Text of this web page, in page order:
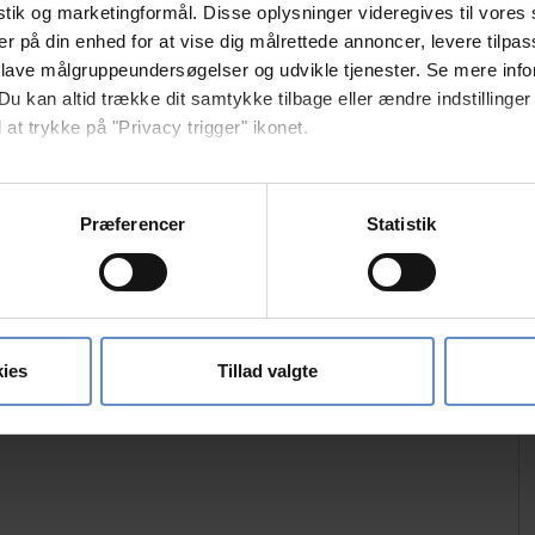
og marketingformål. Disse oplysninger videregives til vores
på din enhed for at vise dig målrettede annoncer, levere
målgruppeundersøgelser og udvikle tjenester. Se mere
kan altid trække dit samtykke tilbage eller ændre indstillinger
at trykke på "Privacy trigger" ikonet.
gerne:
om din placering, der kan være nøjagtig inden for få
vores indhold og annoncer, til at vise dig funktioner til sociale
om din brug af vores hjemmeside med vores partnere
Præferencer Statistik
Tillad valgte
Free parking